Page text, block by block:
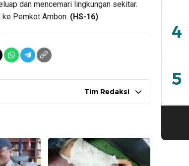
dan mencemari lingkungan sekitar.
ke Pemkot Ambon. (HS-16)
Tim Redaksi
4
5